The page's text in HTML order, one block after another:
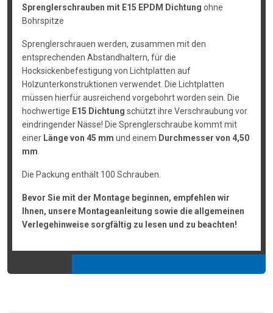
Sprenglerschrauben mit E15 EPDM Dichtung ohne
Bohrspitze
Sprenglerschrauen werden, zusammen mit den
entsprechenden Abstandhaltern, für die
Hocksickenbefestigung von Lichtplatten auf
Holzunterkonstruktionen verwendet. Die Lichtplatten
müssen hierfür ausreichend vorgebohrt worden sein. Die
hochwertige E15 Dichtung schützt ihre Verschraubung vor
eindringender Nässe! Die Sprenglerschraube kommt mit
einer Länge von 45 mm und einem Durchmesser von 4,50
mm
Die Packung enthält 100 Schrauben.
Bevor Sie mit der Montage beginnen, empfehlen wir
Ihnen, unsere Montageanleitung sowie die allgemeinen
Verlegehinweise sorgfältig zu lesen und zu beachten!